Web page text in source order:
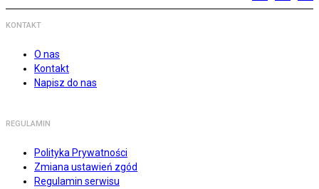
KONTAKT
O nas
Kontakt
Napisz do nas
REGULAMIN
Polityka Prywatności
Zmiana ustawień zgód
Regulamin serwisu